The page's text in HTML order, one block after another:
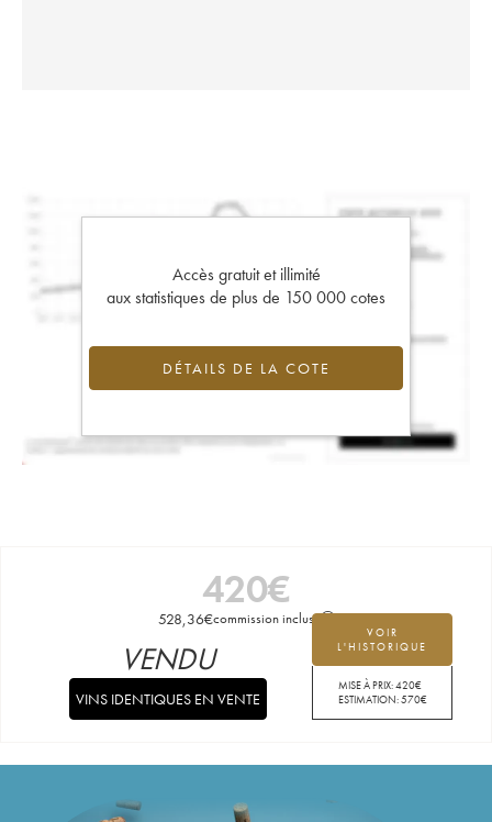
Accès gratuit et illimité
aux statistiques de plus de 150 000 cotes
DÉTAILS DE LA COTE
420€
528,36€commission incluse
VOIR
L'HISTORIQUE
MISE À PRIX:420€
ESTIMATION:570€
VENDU
VINS IDENTIQUES EN VENTE